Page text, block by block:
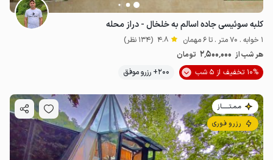
کلبه سوئیسی جاده اسالم به خلخال - دراز محله
1 خوابه . 70 متر . تا 6 مهمان 4.8 (134 نظر)
هر شب از 2٬500٬000 تومان
10% تخفیف از 5 شب
200+ رزرو موفق
مـمـتــــــاز
رزرو فوری